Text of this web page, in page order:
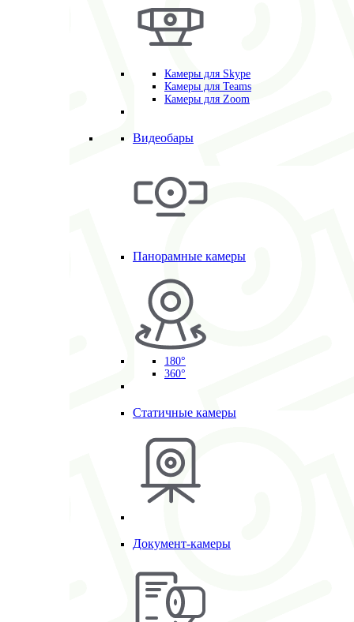
Камеры для Skype
Камеры для Teams
Камеры для Zoom
Видеобары
Панорамные камеры
180°
360°
Статичные камеры
Документ-камеры